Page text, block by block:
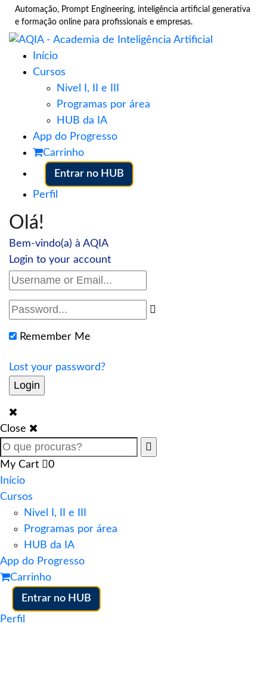
Automação, Prompt Engineering, inteligência artificial generativa
e formação online para profissionais e empresas.
Início
Cursos
Nivel I, II e III
Programas por área
HUB da IA
App do Progresso
Carrinho
Entrar no HUB
Perfil
Olá!
Bem-vindo(a) à AQIA
Login to your account
Remember Me
Lost your password?
Close
My Cart
0
Início
Cursos
Nivel I, II e III
Programas por área
HUB da IA
App do Progresso
Carrinho
Entrar no HUB
Perfil